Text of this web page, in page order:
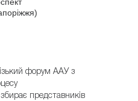
форум ААУ з
збирає представників